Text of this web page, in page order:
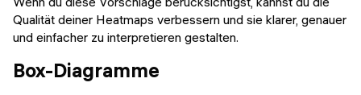
Qualität deiner Heatmaps verbessern und sie klarer, genauer
und einfacher zu interpretieren gestalten.
Box-Diagramme